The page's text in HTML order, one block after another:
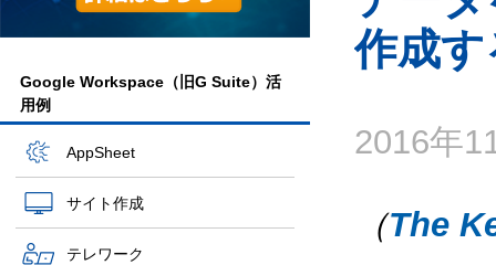
Google Workspace（旧G Suite）活
用例
AppSheet
サイト作成
テレワーク
作成す
2016年
（The